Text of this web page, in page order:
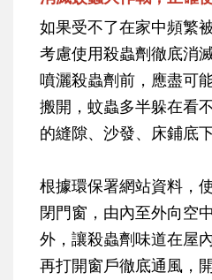
如果受不了在家中頻繁
考慮使用殺蟲劑徹底消
噴灑殺蟲劑前，應盡可
搬開，蚊蟲多半躲在看
的縫隙、沙發、床鋪底下
根據環保署網站資料，
閉門窗，由內至外向空
外，讓殺蟲劑味道在屋
再打開窗戶徹底通風，